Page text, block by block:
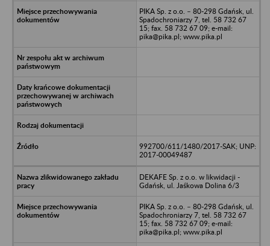
PIKA Sp. z o.o. – 80-298 Gdańsk, ul.
Spadochroniarzy 7, tel. 58 732 67
15; fax. 58 732 67 09; e-mail:
pika@pika.pl; www.pika.pl
992700/611/1480/2017-SAK; UNP:
2017-00049487
DEKAFE Sp. z o.o. w likwidacji -
Gdańsk, ul. Jaśkowa Dolina 6/3
PIKA Sp. z o.o. – 80-298 Gdańsk, ul.
Spadochroniarzy 7, tel. 58 732 67
15; fax. 58 732 67 09; e-mail:
pika@pika.pl; www.pika.pl